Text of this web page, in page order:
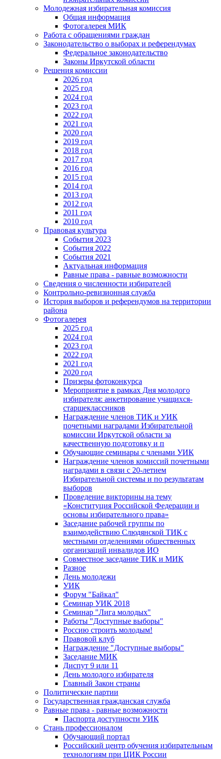
Молодежная избирательная комиссия
Общая информация
Фотогалерея МИК
Работа с обращениями граждан
Законодательство о выборах и референдумах
Федеральное законодательство
Законы Иркутской области
Решения комиссии
2026 год
2025 год
2024 год
2023 год
2022 год
2021 год
2020 год
2019 год
2018 год
2017 год
2016 год
2015 год
2014 год
2013 год
2012 год
2011 год
2010 год
Правовая культура
События 2023
События 2022
События 2021
Актуальная информация
Равные права - равные возможности
Сведения о численности избирателей
Контрольно-ревизионная служба
История выборов и референдумов на территории
района
Фотогалерея
2025 год
2024 год
2023 год
2022 год
2021 год
2020 год
Призеры фотоконкурса
Мероприятие в рамках Дня молодого
избирателя: анкетирование учащихся-
старшеклассников
Награждение членов ТИК и УИК
почетными наградами Избирательной
комиссии Иркутской области за
качественную подготовку и п
Обучающие семинары с членами УИК
Награждение членов комиссий почетными
наградами в связи с 20-летием
Избирательной системы и по результатам
выборов
Проведение викторины на тему
«Конституция Российской Федерации и
основы избирательного права»
Заседание рабочей группы по
взаимодействию Слюдянской ТИК с
местными отделениями общественных
организаций инвалидов ИО
Совместное заседание ТИК и МИК
Разное
День молодежи
УИК
Форум "Байкал"
Семинар УИК 2018
Семинар "Лига молодых"
Работы "Доступные выборы"
Россию строить молодым!
Правовой клуб
Награждение "Доступные выборы"
Заседание МИК
Диспут 9 или 11
День молодого избирателя
Главный Закон страны
Политические партии
Государственная гражданская служба
Равные права - равные возможности
Паспорта доступности УИК
Стань профессионалом
Обучающий портал
Российский центр обучения избирательным
технологиям при ЦИК России